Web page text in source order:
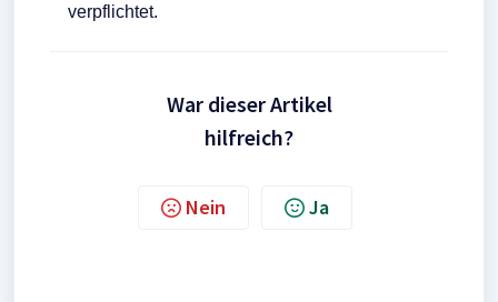
verpflichtet.
War dieser Artikel
hilfreich?
Nein Ja